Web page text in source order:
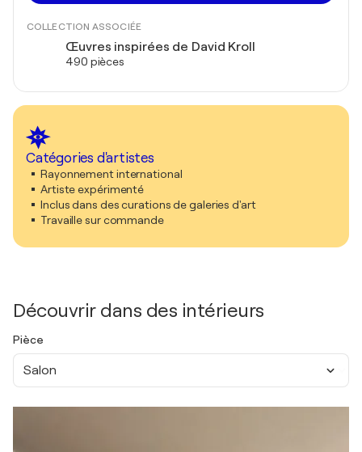
COLLECTION ASSOCIÉE
Œuvres inspirées de David Kroll
490 pièces
Catégories d'artistes
Rayonnement international
Artiste expérimenté
Inclus dans des curations de galeries d'art
Travaille sur commande
Découvrir dans des intérieurs
Pièce
Salon